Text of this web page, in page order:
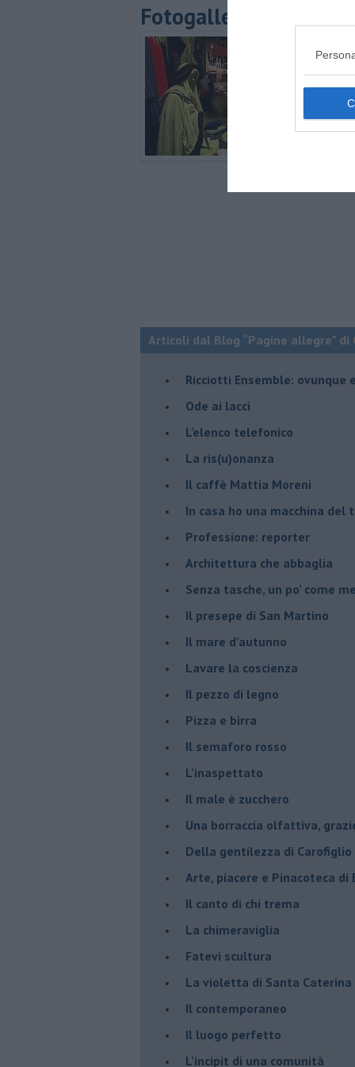
Fotogallery
Articoli dal Blog “Pagine allegre” di
​Ricciotti Ensemble: ovunque
Ode ai lacci
​L’elenco telefonico
​La ris(u)onanza
​Il caffè Mattia Moreni
​In casa ho una macchina del
Professione: reporter
Architettura che abbaglia
​Senza tasche, un po’ come me
​Il presepe di San Martino
​Il mare d’autunno
​Lavare la coscienza
​Il pezzo di legno
​Pizza e birra
​Il semaforo rosso
​L’inaspettato
​Il male è zucchero
​Una borraccia olfattiva,
​Della gentilezza di Carofiglio
Arte, piacere e Pinacoteca di
​Il canto di chi trema
La chimeraviglia
​Fatevi scultura
​La violetta di Santa Caterina
​Il contemporaneo
​Il luogo perfetto
​L’incipit di una comunità